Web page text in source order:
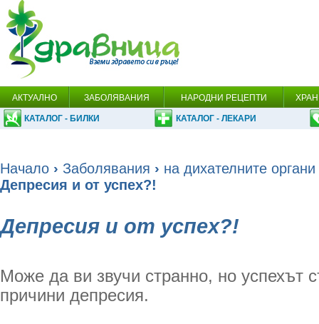
АКТУАЛНО ЗАБОЛЯВАНИЯ НАРОДНИ РЕЦЕПТИ
КАТАЛОГ - БИЛКИ КАТАЛОГ - ЛЕКАРИ
Начало › Заболявания › на дихателните
Депресия и от успех?!
Депресия и от успех?!
Може да ви звучи странно, но успехът
причини депресия.